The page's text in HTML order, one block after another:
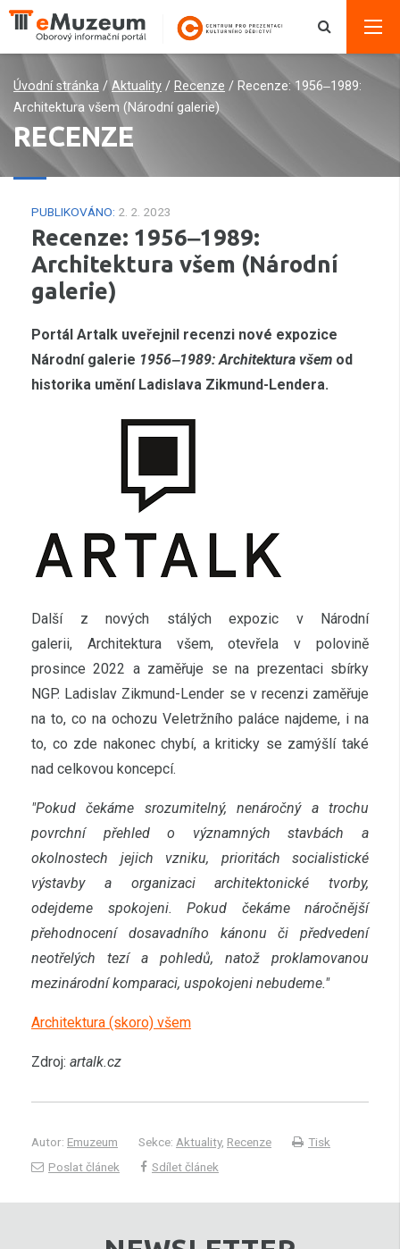
Úvodní stránka / Aktuality / Recenze / Recenze: 1956‒1989:
Architektura všem (Národní galerie)
RECENZE
PUBLIKOVÁNO: 2. 2. 2023
Recenze: 1956‒1989:
Architektura všem (Národní
galerie)
Portál Artalk uveřejnil recenzi nové expozice
Národní galerie 1956‒1989: Architektura všem od
historika umění Ladislava Zikmund-Lendera.
Další z nových stálých expozic v Národní
galerii, Architektura všem, otevřela v polovině
prosince 2022 a zaměřuje se na prezentaci sbírky
NGP. Ladislav Zikmund-Lender se v recenzi zaměřuje
na to, co na ochozu Veletržního paláce najdeme, i na
to, co zde nakonec chybí, a kriticky se zamýšlí také
nad celkovou koncepcí.
"Pokud čekáme srozumitelný, nenáročný a trochu
povrchní přehled o významných stavbách a
okolnostech jejich vzniku, prioritách socialistické
výstavby a organizaci architektonické tvorby,
odejdeme spokojeni. Pokud čekáme náročnější
přehodnocení dosavadního kánonu či předvedení
neotřelých tezí a pohledů, natož proklamovanou
mezinárodní komparaci, uspokojeni nebudeme."
Architektura (skoro) všem
Zdroj: artalk.cz
Autor: Emuzeum Sekce: Aktuality, Recenze
Tisk
Poslat článek
Sdílet článek